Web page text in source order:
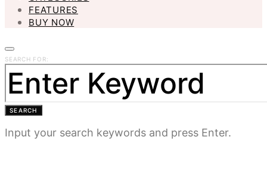
FEATURES
BUY NOW
SEARCH FOR:
SEARCH
Input your search keywords and press Enter.